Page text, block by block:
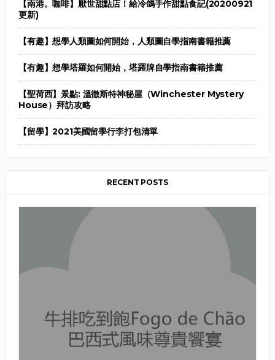
【南港。咖啡】厭世甜點店！給冷鴿手作甜點食記(20200921
更新)
【有趣】想學人類圖如何開始，人類圖自學指南書籍推薦
【有趣】想學塔羅如何開始，塔羅牌自學指南書籍推薦
【聖荷西】景點: 溫徹斯特神秘屋（Winchester Mystery
House）拜訪攻略
【留學】2021美國留學行李打包清單
RECENT POSTS